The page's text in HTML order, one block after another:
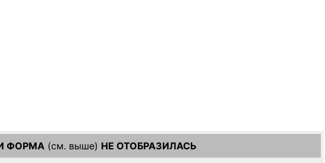
ФОРМА (см. выше) НЕ ОТОБРАЗИЛАСЬ